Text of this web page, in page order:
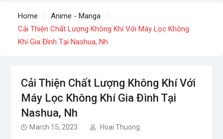
Lời bài hát Chúng Ta của Hiện Tại – Sơn Tùng M-
TP – Full lyrics bản chuẩn
Home
Anime - Manga
Cải Thiện Chất Lượng Không Khí Với Máy Lọc Không
Khí Gia Đình Tại Nashua, Nh
Cải Thiện Chất Lượng Không Khí Với
Máy Lọc Không Khí Gia Đình Tại
Nashua, Nh
March 15, 2023 Hoai Thuong